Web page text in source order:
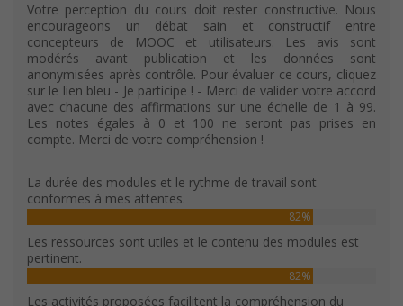
Votre perception du cours doit rester constructive. Nous
encourageons un débat sain et constructif entre
concepteurs de MOOC et utilisateurs. Les avis sont
modérés avant publication et les données sont
anonymisées après contrôle. Pour évaluer ce cours, cliquez
sur le lien bleu - Je participe ! - Merci de valider votre accord
avec chacune des affirmations sur une échelle de 1 à 99.
Les notes égales à 0 et 100 ne seront pas prises en
compte. Merci de votre compréhension !
La durée des modules et le rythme de travail sont
conformes à mes attentes.
82%
Les ressources sont utiles et le contenu des modules est
pertinent.
82%
Les activités proposées facilitent la compréhension du